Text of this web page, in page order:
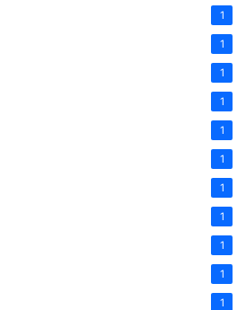
1
1
1
1
1
1
1
1
1
1
1